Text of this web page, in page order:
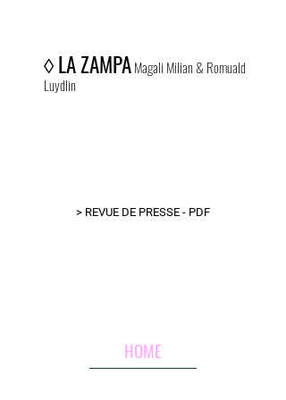
◊LA ZAMPAMagali Milian & Romuald
Luydlin
> REVUE DE PRESSE - PDF
HOME